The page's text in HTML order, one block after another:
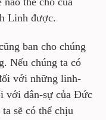
Linh được.
ban cho chúng
Nếu chúng ta có
với những linh-
với dân-sự của Đức
sẽ có thể chịu